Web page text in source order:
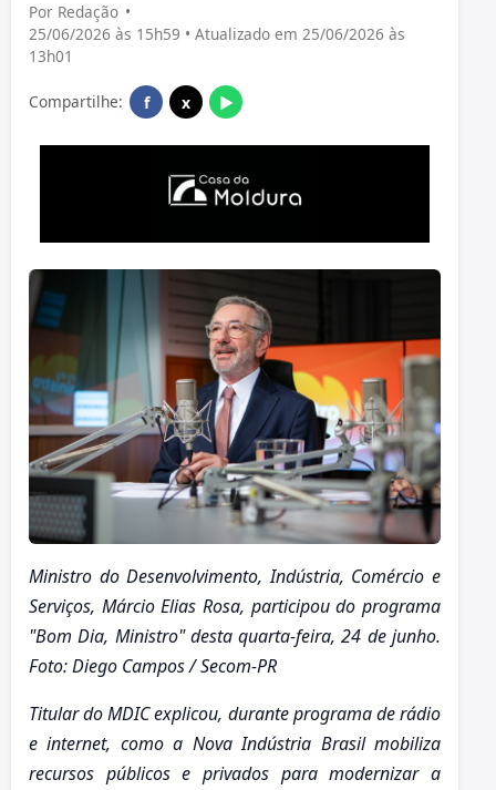
Por Redação •
25/06/2026 às 15h59 • Atualizado em 25/06/2026 às
13h01
Compartilhe: f x ▶
Ministro do Desenvolvimento, Indústria, Comércio e
Serviços, Márcio Elias Rosa, participou do programa
"Bom Dia, Ministro" desta quarta-feira, 24 de junho.
Foto: Diego Campos / Secom-PR
Titular do MDIC explicou, durante programa de rádio
e internet, como a Nova Indústria Brasil mobiliza
recursos públicos e privados para modernizar a